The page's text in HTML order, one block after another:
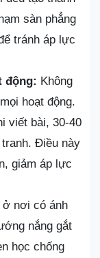
sàn phẳng
tránh áp lực
động: Không
hoạt động.
viết bài, 30-40
Điều này
giảm áp lực
ở nơi có ánh
nắng gắt
học chống